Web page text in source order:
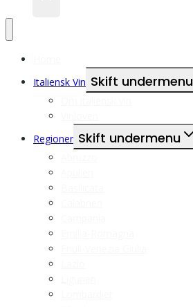
Italiensk Vin Skift undermenu
Regioner Skift undermenu